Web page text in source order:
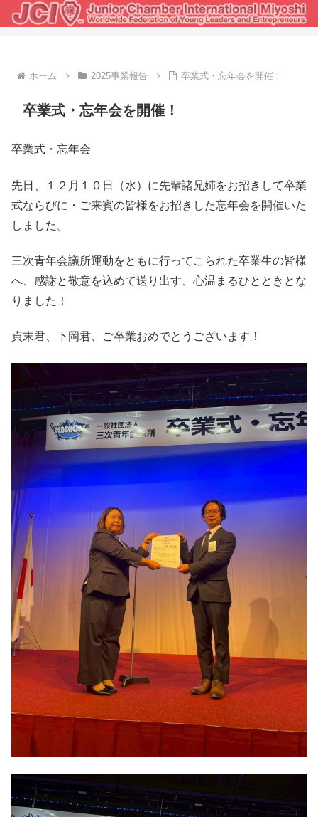
ホーム 2025事業報告 卒業式・忘年会を開催！
卒業式・忘年会を開催！
卒業式・忘年会
先日、１２月１０日（水）に先輩諸兄姉をお招きして卒業
式ならびに・ご来賓の皆様をお招きした忘年会を開催いた
しました。
三次青年会議所運動をともに行ってこられた卒業生の皆様
へ、感謝と敬意を込めて送り出す、心温まるひとときとな
りました！
貞末君、下岡君、ご卒業おめでとうございます！